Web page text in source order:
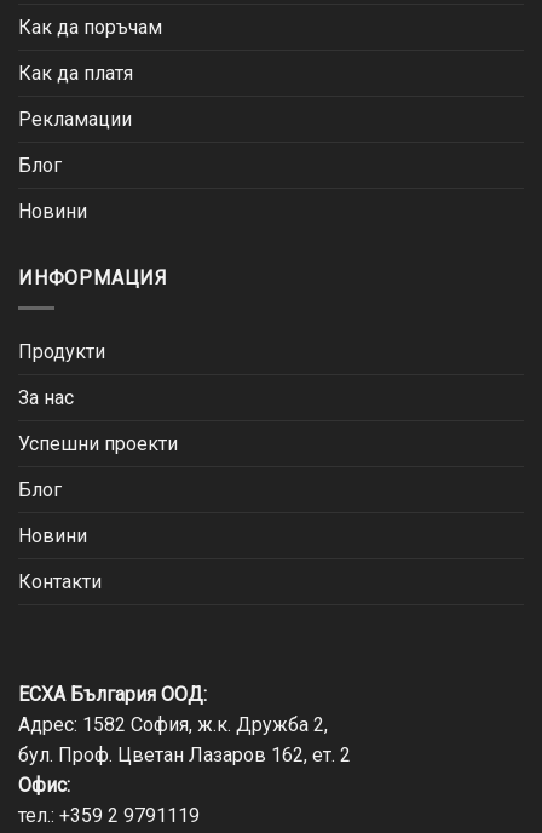
Как да поръчам
Как да платя
Рекламации
Блог
Новини
ИНФОРМАЦИЯ
Продукти
За нас
Успешни проекти
Блог
Новини
Контакти
ЕСХА България ООД:
Адрес: 1582 София, ж.к. Дружба 2,
бул. Проф. Цветан Лазаров 162, ет. 2
Офис:
тел.: +359 2 9791119